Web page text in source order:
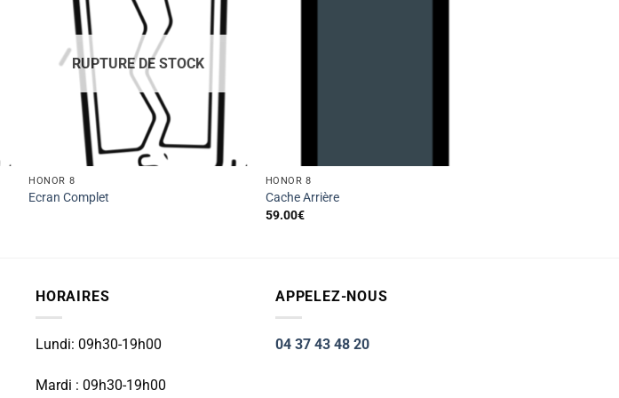
RUPTURE DE STOCK
HONOR 8
Ecran Complet
HONOR 8
Cache Arrière
59.00€
HORAIRES
Lundi: 09h30-19h00
Mardi : 09h30-19h00
APPELEZ-NOUS
04 37 43 48 20